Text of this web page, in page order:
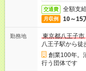
交通費 全額支
月収例 10～15
勤務地
東京都八王子市
八王子駅から徒
創業100年。
行う団体です